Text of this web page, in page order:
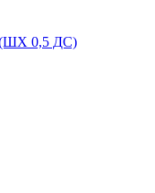
(ШХ 0,5 ДС)